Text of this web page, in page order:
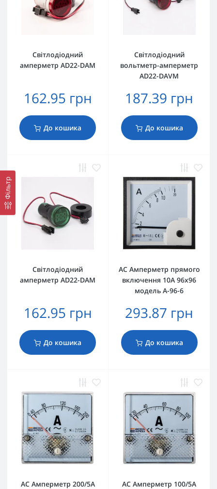
Фільтр
Світлодіодний
амперметр AD22-DAM
162.95 грн
До кошика
Світлодіодний
вольтметр-амперметр
AD22-DAVM
187.39 грн
До кошика
Світлодіодний
амперметр AD22-DAM
162.95 грн
До кошика
AС Амперметр прямого
включення 10А 96х96
модель A-96-6
293.87 грн
До кошика
AС Амперметр 200/5А
AС Амперметр 100/5А